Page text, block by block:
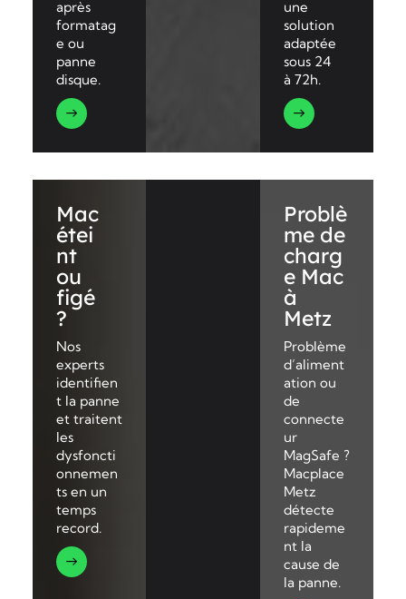
après
formatag
e ou
panne
disque.
une
solution
adaptée
sous 24
à 72h.
Mac
étei
nt
ou
figé
?
Nos
experts
identifien
t la panne
et traitent
les
dysfoncti
onnemen
ts en un
temps
record.
Problè
me de
charg
e Mac
à
Metz
Problème
d’aliment
ation ou
de
connecte
ur
MagSafe ?
Macplace
Metz
détecte
rapideme
nt la
cause de
la panne.